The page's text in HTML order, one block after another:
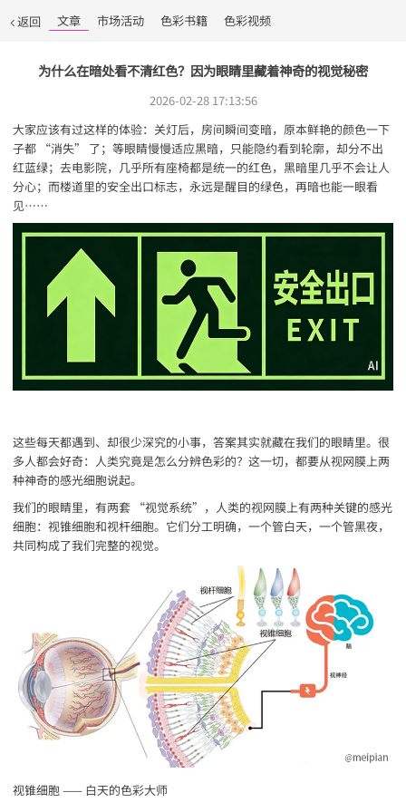
返回 文章 市场活动 色彩书籍 色彩视频
为什么在暗处看不清红色？因为眼睛里藏着神奇的视觉秘密
2026-02-28 17:13:56
大家应该有过这样的体验：关灯后，房间瞬间变暗，原本鲜艳的颜色一下
子都 “消失” 了；等眼睛慢慢适应黑暗，只能隐约看到轮廓，却分不出
红蓝绿；去电影院，几乎所有座椅都是统一的红色，黑暗里几乎不会让人
分心；而楼道里的安全出口标志，永远是醒目的绿色，再暗也能一眼看
见……
这些每天都遇到、却很少深究的小事，答案其实就藏在我们的眼睛里。很
多人都会好奇：人类究竟是怎么分辨色彩的？这一切，都要从视网膜上两
种神奇的感光细胞说起。
我们的眼睛里，有两套 “视觉系统”，人类的视网膜上有两种关键的感光
细胞：视锥细胞和视杆细胞。它们分工明确，一个管白天，一个管黑夜，
共同构成了我们完整的视觉。
视锥细胞 —— 白天的色彩大师